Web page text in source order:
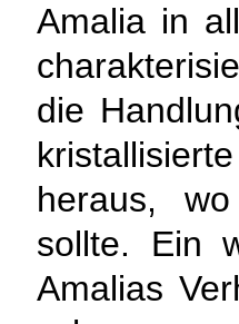
Amalia in
die
heraus,
sollte. Ein
Amalias